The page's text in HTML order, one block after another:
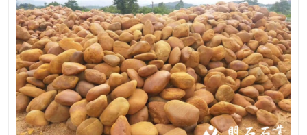
人物雕塑 异型石材
石雕狮子 刻字石